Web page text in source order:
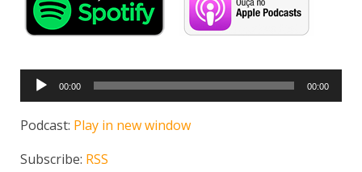
Tocador
de
áudio
00:00 00:00
Podcast: Play in new window
Subscribe: RSS